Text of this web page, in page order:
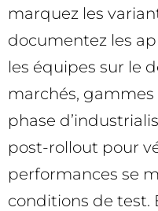
marquez les
documentez les
les équipes sur le
marchés,
phase
post-rollout pour
performances se
conditions de test.